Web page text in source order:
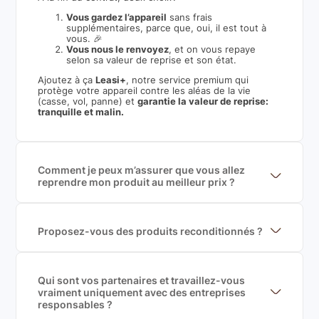
Vous gardez l’appareil sans frais
supplémentaires, parce que, oui, il est tout à
vous. 🎉
Vous nous le renvoyez, et on vous repaye
selon sa valeur de reprise et son état.
Ajoutez à ça Leasi+, notre service premium qui
protège votre appareil contre les aléas de la vie
(casse, vol, panne) etgarantie la valeur de reprise:
tranquille et malin.
Comment je peux m’assurer que vous allez
reprendre mon produit au meilleur prix ?
garantir le meilleur prix de rachat. De plus, nous
sommes rémunéré à la commission sur la valeur de
Proposez-vous des produits reconditionnés ?
produits officiels de grandes marques et du
reconditionné de haute qualité
Qui sont vos partenaires et travaillez-vous
vraiment uniquement avec des entreprises
responsables ?